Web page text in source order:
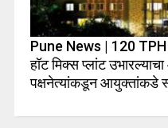
Pune News | 120
हॉट मिक्स प्लांट
पक्षनेत्यांकडून आयुक्तांकडे